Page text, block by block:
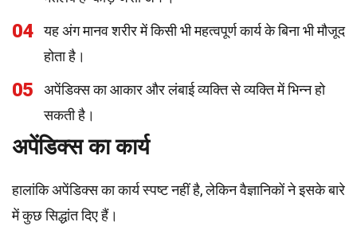
04
यह अंग मानव शरीर में किसी भी महत्वपूर्ण कार्य के बिना भी मौजूद
होता है।
05
अपेंडिक्स का आकार और लंबाई व्यक्ति से व्यक्ति में भिन्न हो
सकती है।
अपेंडिक्स का कार्य
हालांकि अपेंडिक्स का कार्य स्पष्ट नहीं है, लेकिन वैज्ञानिकों ने इसके बारे
में कुछ सिद्धांत दिए हैं।